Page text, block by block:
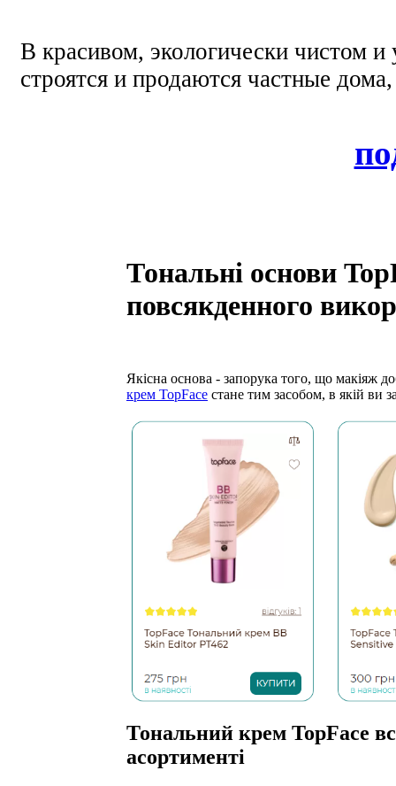
В красивом, экологически чистом
строятся и продаются частные
Тональні основи
повсякденного
Якісна основа - запорука того, що макіяж
крем TopFace стане тим засобом, в якій ви
Тональний крем TopFace
асортименті